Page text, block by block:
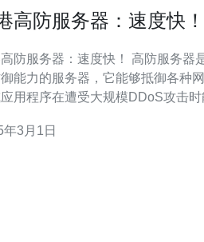
高防服务器：速度快！
务器：速度快！ 高防服务器是一种具有强大网
能力的服务器，它能够抵御各种
用程序在遭受大规模DDoS攻击
是香港高防服务器的几个优势： 速度快：香港作
年3月1日